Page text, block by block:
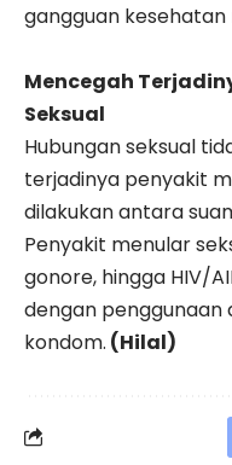
gangguan
Mencegah
Seksual
Hubungan seksual
terjadinya penyakit
dilakukan antara
Penyakit menular
gonore, hingga HIV/
dengan
kondom. (Hilal)